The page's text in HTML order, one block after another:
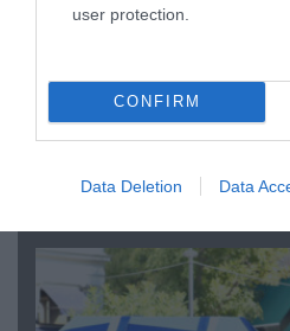
user protection.
CONFIRM
Data Deletion Data
«Οι εντελώς αθώοι»: Η
τα ζώα που χάθηκαν στις
Αττικής (φωτο)